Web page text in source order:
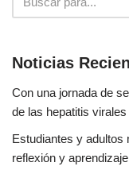
Noticias
Con una jornada de
de las hepatitis
Estudiantes y adultos
reflexión y